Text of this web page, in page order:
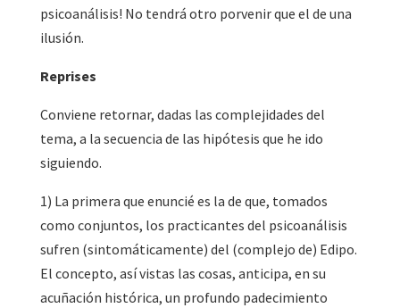
psicoanálisis! No tendrá otro porvenir que el de una
ilusión.
Reprises
Conviene retornar, dadas las complejidades del
tema, a la secuencia de las hipótesis que he ido
siguiendo.
1) La primera que enuncié es la de que, tomados
como conjuntos, los practicantes del psicoanálisis
sufren (sintomáticamente) del (complejo de) Edipo.
El concepto, así vistas las cosas, anticipa, en su
acuñación histórica, un profundo padecimiento